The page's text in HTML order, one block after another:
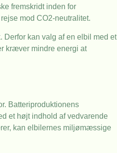
fremskridt inden for
mod CO2-neutralitet.
kan valg af en elbil med et
kræver mindre energi at
Batteriproduktionens
et højt indhold af vedvarende
kan elbilernes miljømæssige